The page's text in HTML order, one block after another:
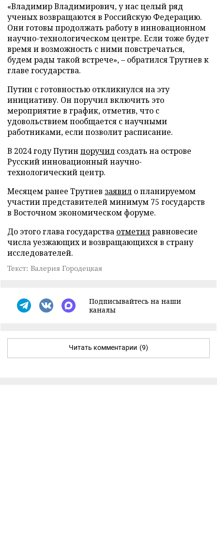
«Владимир Владимирович, у нас целый ряд
ученых возвращаются в Российскую Федерацию.
Они готовы продолжать работу в инновационном
научно-технологическом центре. Если тоже будет
время и возможность с ними повстречаться,
будем рады такой встрече», – обратился Трутнев к
главе государства.
Путин с готовностью откликнулся на эту
инициативу. Он поручил включить это
мероприятие в график, отметив, что с
удовольствием пообщается с научными
работниками, если позволит расписание.
В 2024 году Путин поручил создать на острове
Русский инновационный научно-
технологический центр.
Месяцем ранее Трутнев заявил о планируемом
участии представителей минимум 75 государств
в Восточном экономическом форуме.
До этого глава государства отметилравновесие
числа уезжающих и возвращающихся в страну
исследователей.
Текст: Валерия Городецкая
Подписывайтесь на наши
каналы
Читать комментарии (9)